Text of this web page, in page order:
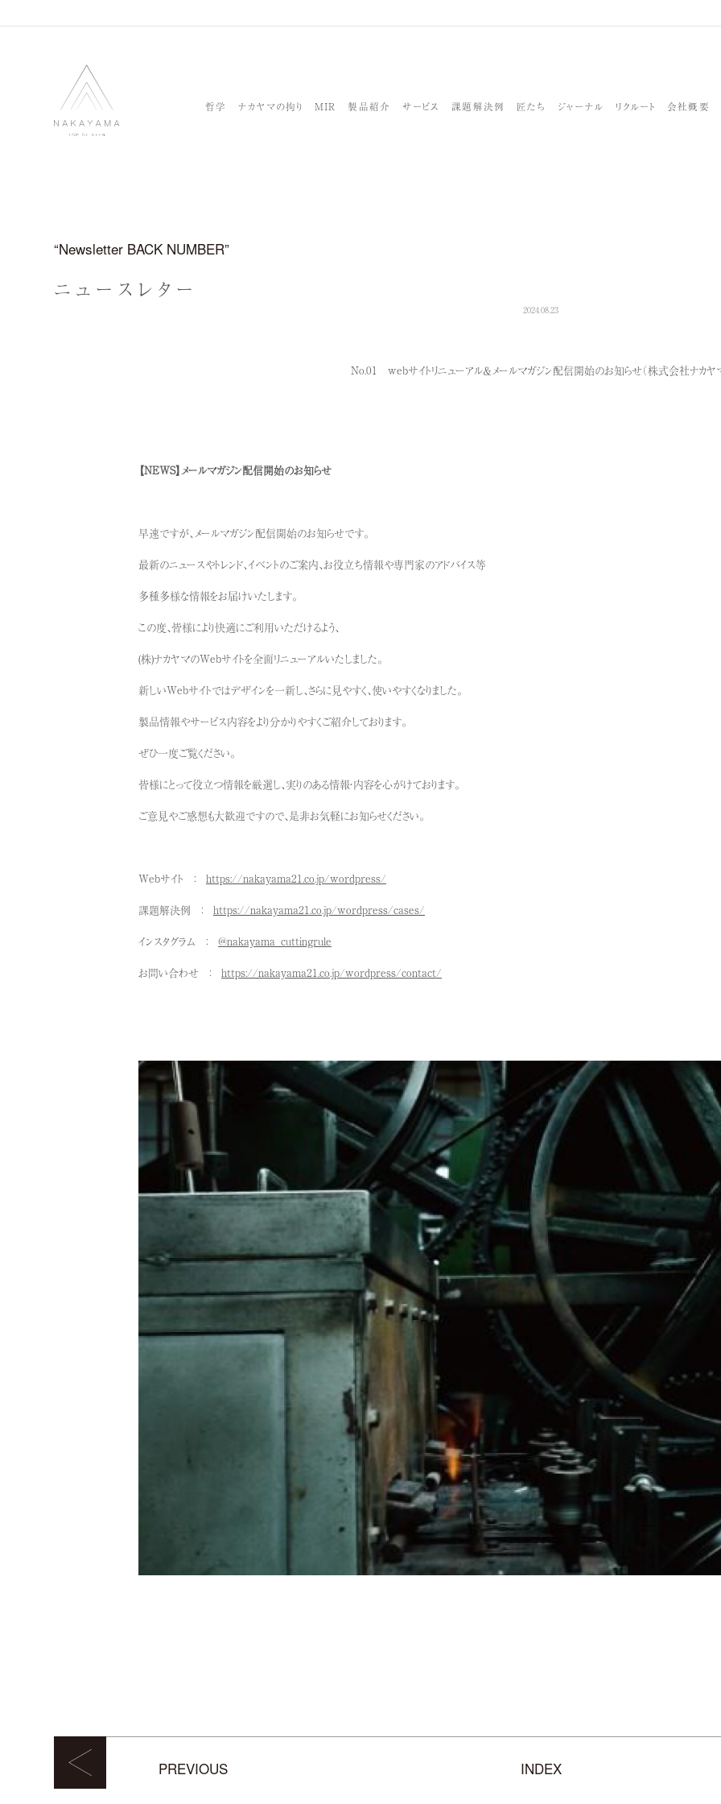
哲学 ナカヤマの拘り MIR 製品紹介 サービス 課題解決例 匠たち ジャーナル リクルート 会社概要
Newsletter BACK NUMBER
ニュースレター
2024.08.23
No.01 webサイトリニューアル＆メールマガジン配信開始のお知らせ（株式会社ナカヤ
【NEWS】メールマガジン配信開始のお知らせ
早速ですが、メールマガジン配信開始のお知らせです。
最新のニュースやトレンド、イベントのご案内、お役立ち情報や専門家のアドバイス等
多種多様な情報をお届けいたします。
この度、皆様により快適にご利用いただけるよう、
(株)ナカヤマのWebサイトを全面リニューアルいたしました。
新しいWebサイトではデザインを一新し、さらに見やすく、使いやすくなりました。
製品情報やサービス内容をより分かりやすくご紹介しております。
ぜひ一度ご覧ください。
皆様にとって役立つ情報を厳選し、実りのある情報・内容を心がけております。
ご意見やご感想も大歓迎ですので、是非お気軽にお知らせください。
Webサイト ： https://nakayama21.co.jp/wordpress/
課題解決例 ： https://nakayama21.co.jp/wordpress/cases/
インスタグラム ： @nakayama_cuttingrule
お問い合わせ ： https://nakayama21.co.jp/wordpress/contact/
PREVIOUS INDEX